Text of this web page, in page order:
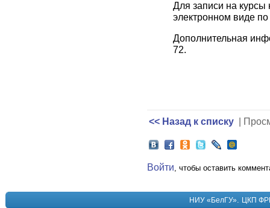
Для записи на
электронном виде
Дополнительная
72.
<< Назад к списку |
Войти , чтобы оставить
НИУ «БелГУ». ЦКП